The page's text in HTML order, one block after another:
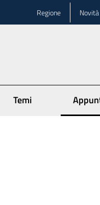
Regione Novità
Temi Menu